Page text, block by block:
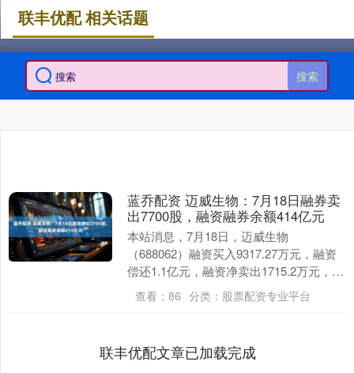
搜索
联丰优配 相关话题
蓝乔配资 迈威生物：7月18日融券卖
出7700股，融资融券余额414亿元
本站消息，7月18日，迈威生物
（688062）融资买入9317.27万元，融资
偿还1.1亿元，融资净卖出1715.2万元，融
资余额4.14亿元，近20个交易日中....
查看： 86 分类： 股票配资专业平台
联丰优配文章已加载完成